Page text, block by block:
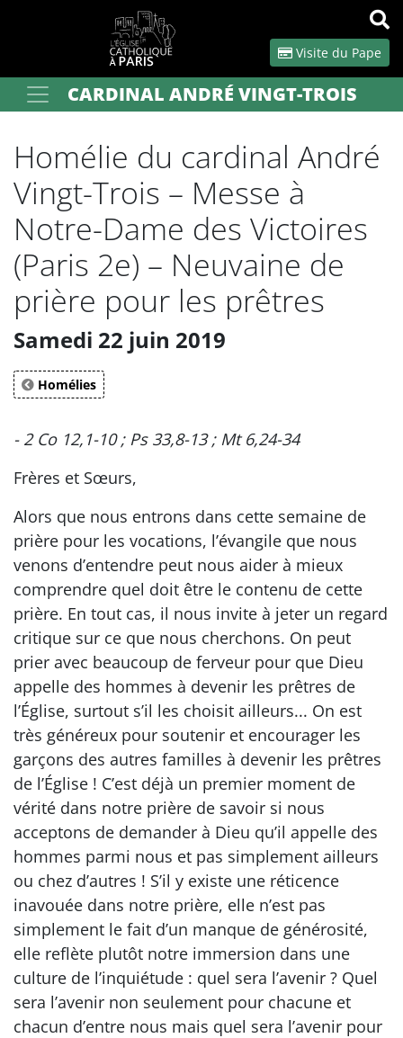
Visite du Pape
Votre recherche OK
CARDINAL ANDRÉ VINGT-TROIS
Homélie du cardinal André
Vingt-Trois – Messe à
Notre-Dame des Victoires
(Paris 2e) – Neuvaine de
prière pour les prêtres
Samedi 22 juin 2019
Homélies
- 2 Co 12,1-10 ; Ps 33,8-13 ; Mt 6,24-34
Frères et Sœurs,
Alors que nous entrons dans cette semaine de
prière pour les vocations, l’évangile que nous
venons d’entendre peut nous aider à mieux
comprendre quel doit être le contenu de cette
prière. En tout cas, il nous invite à jeter un regard
critique sur ce que nous cherchons. On peut
prier avec beaucoup de ferveur pour que Dieu
appelle des hommes à devenir les prêtres de
l’Église, surtout s’il les choisit ailleurs... On est
très généreux pour soutenir et encourager les
garçons des autres familles à devenir les prêtres
de l’Église ! C’est déjà un premier moment de
vérité dans notre prière de savoir si nous
acceptons de demander à Dieu qu’il appelle des
hommes parmi nous et pas simplement ailleurs
ou chez d’autres ! S’il y existe une réticence
inavouée dans notre prière, elle n’est pas
simplement le fait d’un manque de générosité,
elle reflète plutôt notre immersion dans une
culture de l’inquiétude : quel sera l’avenir ? Quel
sera l’avenir non seulement pour chacune et
chacun d’entre nous mais quel sera l’avenir pour
Panneau de gestion des cookies